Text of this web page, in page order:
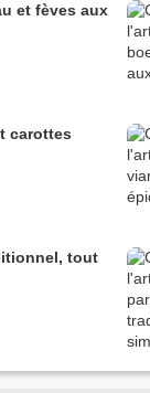
et fèves aux
carottes
tout